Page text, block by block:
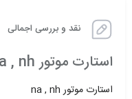
نقد و بررسی اجمالی
استارت موتور na , nh
استارت موتور na , nh